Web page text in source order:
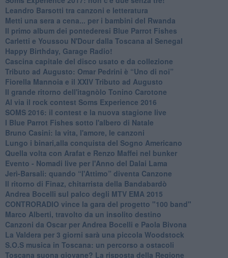
​Leandro Barsotti tra canzoni e letteratura
​Metti una sera a cena... per i bambini del Rwanda
​Il primo album dei pontederesi Blue Parrot Fishes
Carletti e Youssou N'Dour dalla Toscana al Senegal
Happy Birthday, Garage Radio!
​Cascina capitale del disco usato e da collezione
Tributo ad Augusto: Omar Pedrini è “Uno di noi”
​Fiorella Mannoia e il XXIV Tributo ad Augusto
Il grande ritorno dell'itagnòlo Tonino Carotone
​Al via il rock contest Soms Experience 2016
​SOMS 2016: il contest e la nuova stagione live
I Blue Parrot Fishes sotto l'albero di Natale
Bruno Casini: la vita, l'amore, le canzoni
​Lungo i binari,alla conquista del Sogno Americano
​Quella volta con Arafat e Renzo Maffei nel bunker
​Evento - Nomadi live per l'Anno del Dalai Lama
Jerì-Barsali: quando “l'Attimo” diventa Canzone
Il ritorno di Finaz, chitarrista della Bandabardò
Andrea Bocelli sul palco degli MTV EMA 2015
CONTRORADIO vince la gara del progetto "100 band"
Marco Alberti, travolto da un insolito destino
Canzoni da Oscar per Andrea Bocelli e Paola Bivona
La Valdera per 3 giorni sarà una piccola Woodstock
S.O.S musica in Toscana: un percorso a ostacoli
​Toscana suona giovane? La risposta della Regione